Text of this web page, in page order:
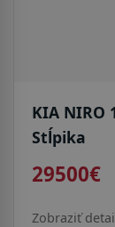
KIA NIRO
Stĺpika
29500€
Zobraziť